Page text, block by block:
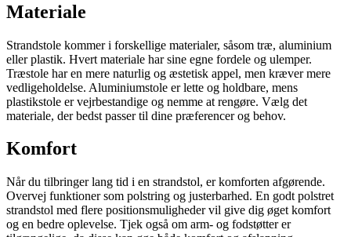
Materiale
Strandstole kommer i forskellige materialer, såsom træ, aluminium
eller plastik. Hvert materiale har sine egne fordele og ulemper.
Træstole har en mere naturlig og æstetisk appel, men kræver mere
vedligeholdelse. Aluminiumstole er lette og holdbare, mens
plastikstole er vejrbestandige og nemme at rengøre. Vælg det
materiale, der bedst passer til dine præferencer og behov.
Komfort
Når du tilbringer lang tid i en strandstol, er komforten afgørende.
Overvej funktioner som polstring og justerbarhed. En godt polstret
strandstol med flere positionsmuligheder vil give dig øget komfort
og en bedre oplevelse. Tjek også om arm- og fodstøtter er